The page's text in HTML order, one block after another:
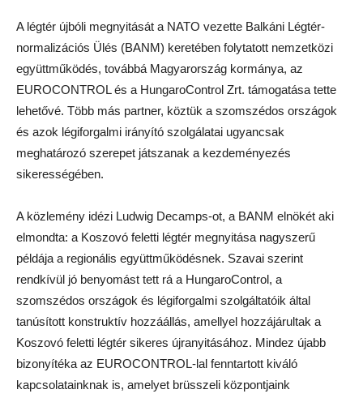
A légtér újbóli megnyitását a NATO vezette Balkáni Légtér-
normalizációs Ülés (BANM) keretében folytatott nemzetközi
együttműködés, továbbá Magyarország kormánya, az
EUROCONTROL és a HungaroControl Zrt. támogatása tette
lehetővé. Több más partner, köztük a szomszédos országok
és azok légiforgalmi irányító szolgálatai ugyancsak
meghatározó szerepet játszanak a kezdeményezés
sikerességében.
A közlemény idézi Ludwig Decamps-ot, a BANM elnökét aki
elmondta: a Koszovó feletti légtér megnyitása nagyszerű
példája a regionális együttműködésnek. Szavai szerint
rendkívül jó benyomást tett rá a HungaroControl, a
szomszédos országok és légiforgalmi szolgáltatóik által
tanúsított konstruktív hozzáállás, amellyel hozzájárultak a
Koszovó feletti légtér sikeres újranyitásához. Mindez újabb
bizonyítéka az EUROCONTROL-lal fenntartott kiváló
kapcsolatainknak is, amelyet brüsszeli központjaink